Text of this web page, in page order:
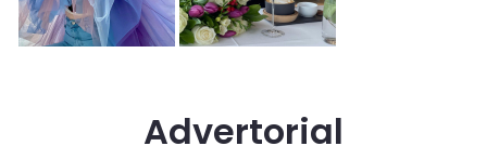
Advertorial